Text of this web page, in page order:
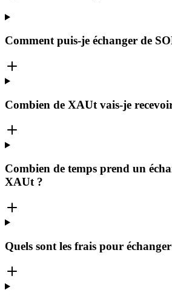
Comment puis-je échanger de
Combien de XAUt vais-je
Combien de temps prend un
XAUt ?
Quels sont les frais pour